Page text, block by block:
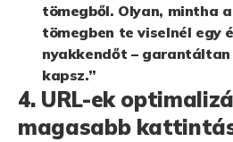
tömegből. Olyan, mintha
tömegben te viselnél egy
nyakkendőt –
kapsz.”
4. URL-ek
magasabb